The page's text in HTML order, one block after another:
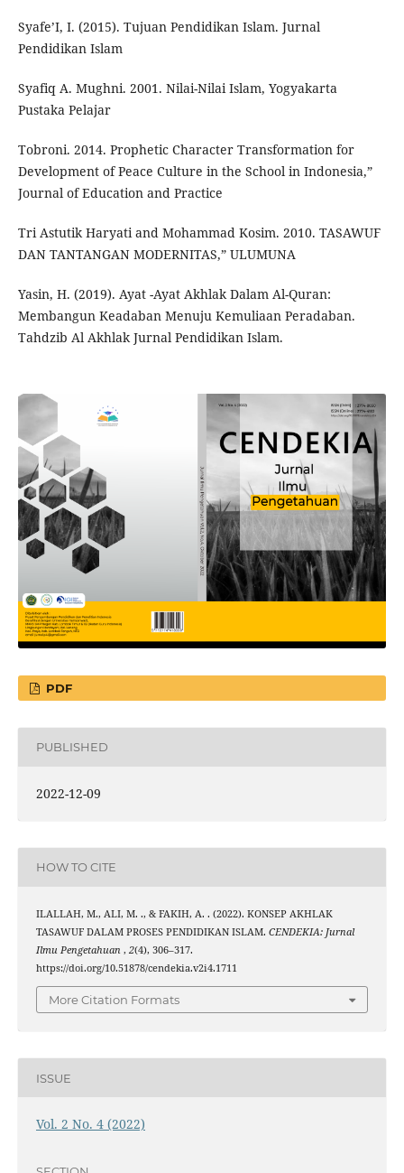
Syafe’I, I. (2015). Tujuan Pendidikan Islam. Jurnal
Pendidikan Islam
Syafiq A. Mughni. 2001. Nilai-Nilai Islam, Yogyakarta
Pustaka Pelajar
Tobroni. 2014. Prophetic Character Transformation for
Development of Peace Culture in the School in Indonesia,”
Journal of Education and Practice
Tri Astutik Haryati and Mohammad Kosim. 2010. TASAWUF
DAN TANTANGAN MODERNITAS,” ULUMUNA
Yasin, H. (2019). Ayat -Ayat Akhlak Dalam Al-Quran:
Membangun Keadaban Menuju Kemuliaan Peradaban.
Tahdzib Al Akhlak Jurnal Pendidikan Islam.
PDF
PUBLISHED
2022-12-09
HOW TO CITE
ILALLAH, M., ALI, M. ., & FAKIH, A. . (2022). KONSEP AKHLAK
TASAWUF DALAM PROSES PENDIDIKAN ISLAM. CENDEKIA: Jurnal
Ilmu Pengetahuan , 2(4), 306–317.
https://doi.org/10.51878/cendekia.v2i4.1711
More Citation Formats
ISSUE
Vol. 2 No. 4 (2022)